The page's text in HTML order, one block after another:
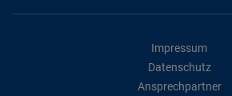
Impressum
Datenschutz
Ansprechpartner